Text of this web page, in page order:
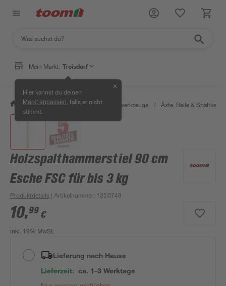
Mein Markt: Troisdorf
Hier kannst du deinen
Markt anpassen , falls er nicht
stimmt.
✕
/ Werkstatt & Maschinen / Handwerkzeuge / Äxte, Beile & Spaltkeile
Holzspalthammerstiel 90 cm
Esche FSC für bis 3 kg
Produktdetails | Artikelnummer: 1250749
10,99 €
inkl. 19% MwSt.
Lieferung nach Hause
Lieferzeit: ca. 1-3 Werktage